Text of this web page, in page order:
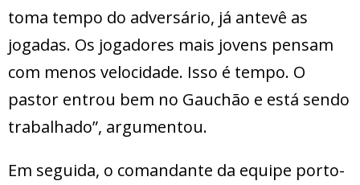
toma tempo do adversário, já antevê as
jogadas. Os jogadores mais jovens pensam
com menos velocidade. Isso é tempo. O
pastor entrou bem no Gauchão e está sendo
trabalhado”, argumentou.
Em seguida, o comandante da equipe porto-